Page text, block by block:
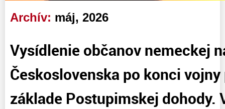
Archív: máj, 2026
Vysídlenie občanov nemeckej
Československa po konci
základe Postupimskej dohody.